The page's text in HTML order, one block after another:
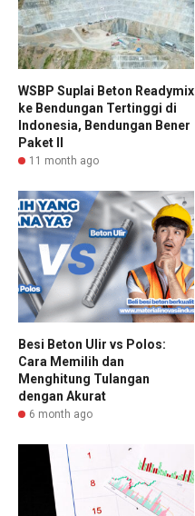
WSBP Suplai Beton Readymix
ke Bendungan Tertinggi di
Indonesia, Bendungan Bener
Paket II
11 month ago
Besi Beton Ulir vs Polos:
Cara Memilih dan
Menghitung Tulangan
dengan Akurat
6 month ago